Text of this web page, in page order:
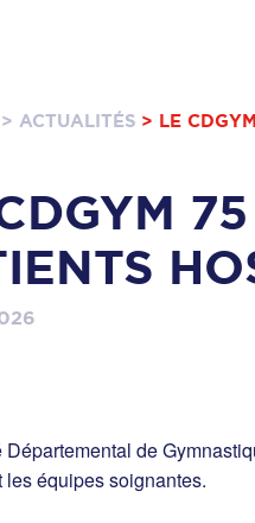
> ACTUALITÉS > LE
Départemental de
les équipes soignantes.